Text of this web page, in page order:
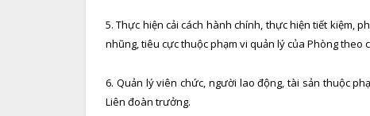
5. Thực hiện cải cách hành chính, thực hiện tiết kiệm,
nhũng, tiêu cực thuộc phạm vi quản lý của Phòng theo
6. Quản lý viên chức, người lao động, tài sản thuộc
Liên đoàn trưởng.